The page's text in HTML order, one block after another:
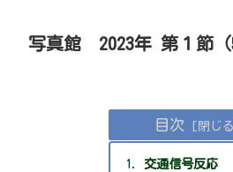
写真館 2023年 第１節（
目次
交通信号反応